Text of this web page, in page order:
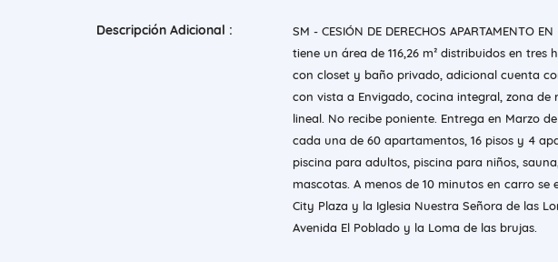
Descripción Adicional :
SM - CESIÓN DE DERECHOS APARTAMENTO
tiene un área de 116,26 m² distribuidos en
con closet y baño privado, adicional cuenta
con vista a Envigado, cocina integral, zona
lineal. No recibe poniente. Entrega en Marzo
cada una de 60 apartamentos, 16 pisos y 4
piscina para adultos, piscina para niños,
mascotas. A menos de 10 minutos en carro se
City Plaza y la Iglesia Nuestra Señora de las
Avenida El Poblado y la Loma de las brujas.